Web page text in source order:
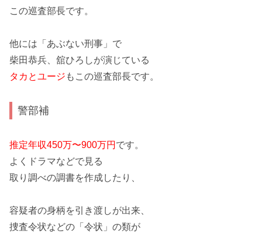
この巡査部長です。
他には 「あぶない刑事」 で
柴田恭兵、舘ひろしが演じている
タカとユージ もこの巡査部長です。
警部補
推定年収450万〜900万円 です。
よくドラマなどで見る
取り調べの調書を作成したり、
容疑者の身柄を引き渡しが出来、
捜査令状などの 「令状」 の類が